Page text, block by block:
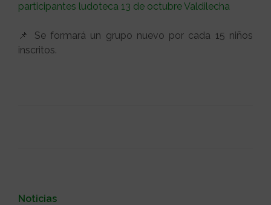
participantes ludoteca 13 de octubre Valdilecha
📌 Se formará un grupo nuevo por cada 15 niños
inscritos.
Noticias